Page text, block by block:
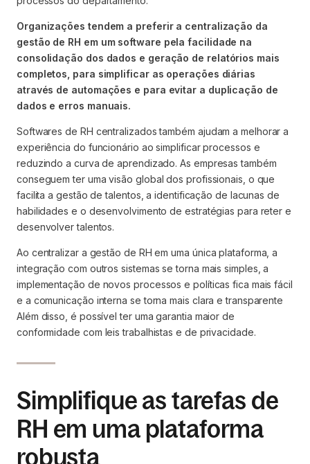
Organizações tendem a preferir a centralização da
gestão de RH em um software pela facilidade na
consolidação dos dados e geração de relatórios mais
completos, para simplificar as operações diárias
através de automações e para evitar a duplicação de
dados e erros manuais.
Softwares de RH centralizados também ajudam a melhorar a
experiência do funcionário ao simplificar processos e
reduzindo a curva de aprendizado. As empresas também
conseguem ter uma visão global dos profissionais, o que
facilita a gestão de talentos, a identificação de lacunas de
habilidades e o desenvolvimento de estratégias para reter e
desenvolver talentos.
Ao centralizar a gestão de RH em uma única plataforma, a
integração com outros sistemas se torna mais simples, a
implementação de novos processos e políticas fica mais fácil
e a comunicação interna se torna mais clara e transparente
Além disso, é possível ter uma garantia maior de
conformidade com leis trabalhistas e de privacidade.
Simplifique as tarefas de
RH em uma plataforma
robusta